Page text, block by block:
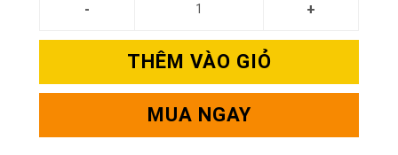
THÊM VÀO GIỎ
MUA NGAY